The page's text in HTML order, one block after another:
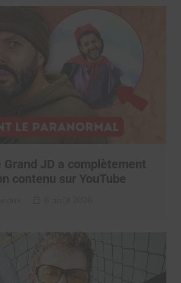
Grand JD a complètement
contenu sur YouTube